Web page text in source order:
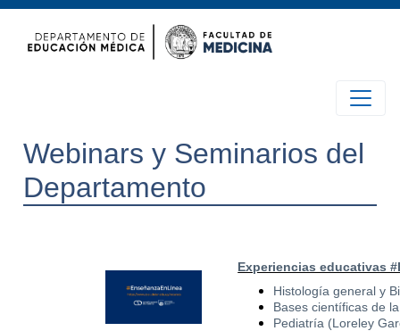
Webinars y Seminarios del
Departamento
Experiencias educativas
Histología general y
Bases científicas de
Pediatría (Loreley